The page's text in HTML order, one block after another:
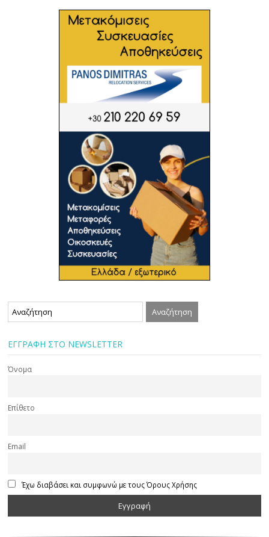
ΕΓΓΡΑΦΗ ΣΤΟ NEWSLETTER
Όνομα
Επίθετο
Email
Έχω διαβάσει και συμφωνώ με τους Όρους Χρήσης